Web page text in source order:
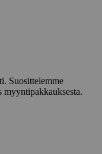
Suosittelemme
myyntipakkauksesta.